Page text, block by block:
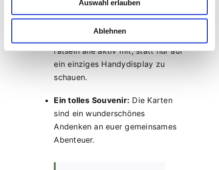
Auswahl erlauben
Ablehnen
rätseln alle aktiv mit, statt nur auf
ein einziges Handydisplay zu
schauen.
Ein tolles Souvenir: Die Karten
sind ein wunderschönes
Andenken an euer gemeinsames
Abenteuer.